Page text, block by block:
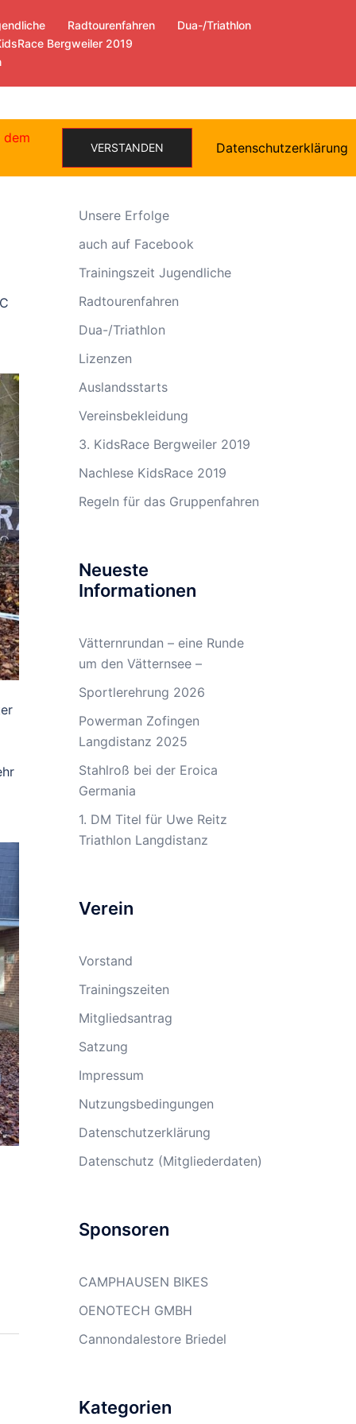
Radtourenfahren
Dua-/Triathlon
Bergweiler 2019
Allgemein
Unsere Erfolge
auch auf Facebook
Trainingszeit Jugendliche
Radtourenfahren
Dua-/Triathlon
Lizenzen
Auslandsstarts
Vereinsbekleidung
3. KidsRace Bergweiler 2019
Nachlese KidsRace 2019
Regeln für das Gruppenfahren
Neueste
Informationen
Vätternrundan – eine Runde
um den Vätternsee –
Sportlerehrung 2026
Powerman Zofingen
Langdistanz 2025
Stahlroß bei der Eroica
Germania
1. DM Titel für Uwe Reitz
Triathlon Langdistanz
Verein
Vorstand
Trainingszeiten
Mitgliedsantrag
Satzung
Impressum
Nutzungsbedingungen
Datenschutzerklärung
Datenschutz (Mitgliederdaten)
Sponsoren
CAMPHAUSEN BIKES
OENOTECH GMBH
Cannondalestore Briedel
Kategorien
VERSTANDEN Datenschutzerklärung